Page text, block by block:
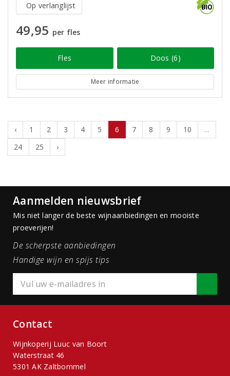
Op verlanglijst
49,95 per fles
Fles Doos (6)
Meer informatie
‹ 1 2 3 4 5 6 7 8 9 10
...
24
25 ›
Aanmelden nieuwsbrief
Mis niet langer de beste wijnaanbiedingen en mooiste
proeverijen!
De scherpste aanbiedingen
Handige wijn en spijs tips
Contact
Wijnkoperij Luuc van Boort
Waterstraat 46
5301 AK Zaltbommel